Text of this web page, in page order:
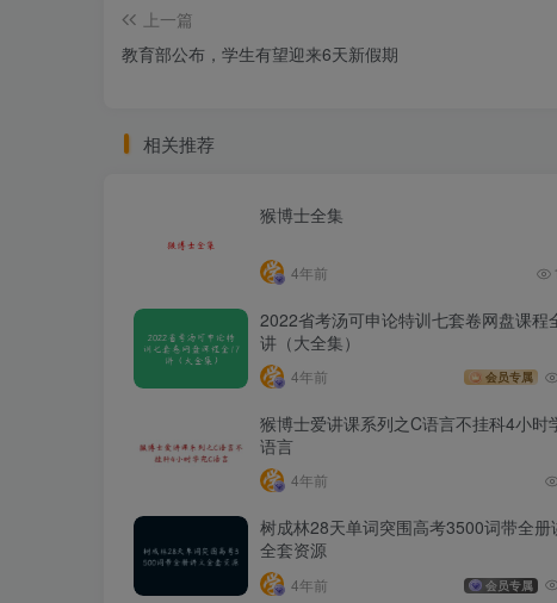
上一篇
教育部公布，学生有望迎来6天新假期
相关推荐
猴博士全集
4年前
2022省考汤可申论特训七套卷网盘课程
讲（大全集）
4年前 会员专属
猴博士爱讲课系列之C语言不挂科4小时
语言
4年前
树成林28天单词突围高考3500词带全册
全套资源
4年前 会员专属